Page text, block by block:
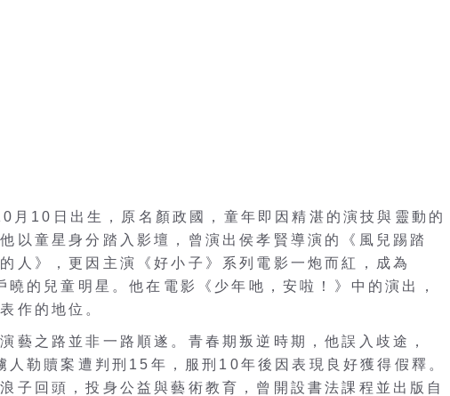
月10日出生，原名顏政國，童年即因精湛的演技與靈動的
以童星身分踏入影壇，曾演出侯孝賢導演的《風兒踢踏
人》，更因主演《好小子》系列電影一炮而紅，成為
的兒童明星。他在電影《少年吔，安啦！》中的演出，
作的地位。
藝之路並非一路順遂。青春期叛逆時期，他誤入歧途，
人勒贖案遭判刑15年，服刑10年後因表現良好獲得假釋。
子回頭，投身公益與藝術教育，曾開設書法課程並出版自